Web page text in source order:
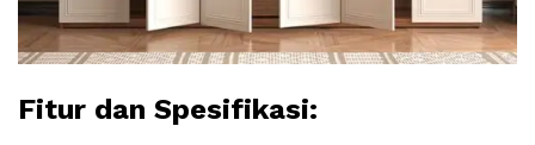
Fitur dan Spesifikasi: